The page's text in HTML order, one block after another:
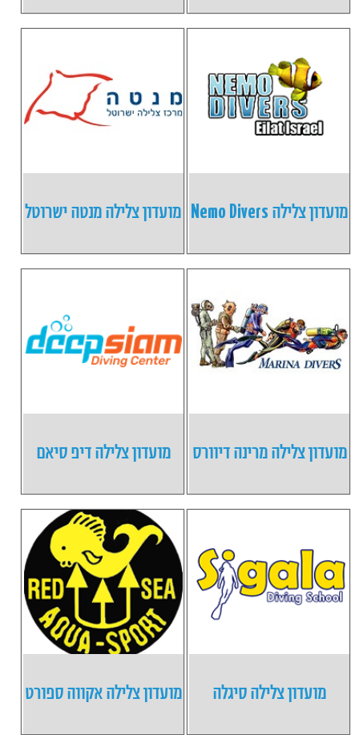
מועדון צלילה Nemo Divers מועדון צלילה מנטה ישרוטל
מועדון צלילה מרינה דיוורס מועדון צלילה דיפ סיאם
מועדון צלילה סיגלה מועדון צלילה אקווה ספורט